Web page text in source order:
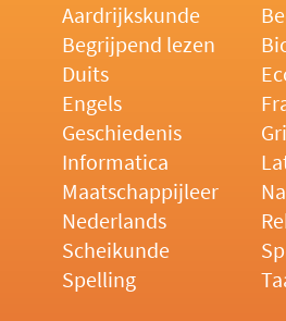
Aardrijkskunde
Begrijpend lezen
Duits
Engels
Geschiedenis
Informatica
Maatschappijleer
Nederlands
Scheikunde
Spelling